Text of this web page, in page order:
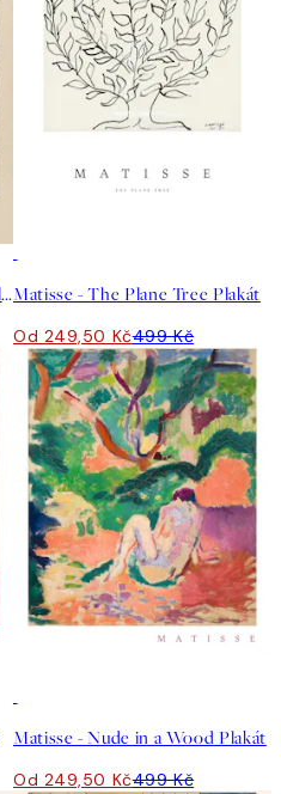
Paul Ranson - Tiger in the Jungle PlakátMatisse - The Plane Tree Plakát
Od 249,50 Kč499 Kč
Matisse - Nude in a Wood Plakát
Od 249,50 Kč499 Kč